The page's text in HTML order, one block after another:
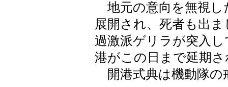
地元の意向を無視し
展開され、死者も出
過激派ゲリラが突入
港がこの日まで延期
開港式典は機動隊の